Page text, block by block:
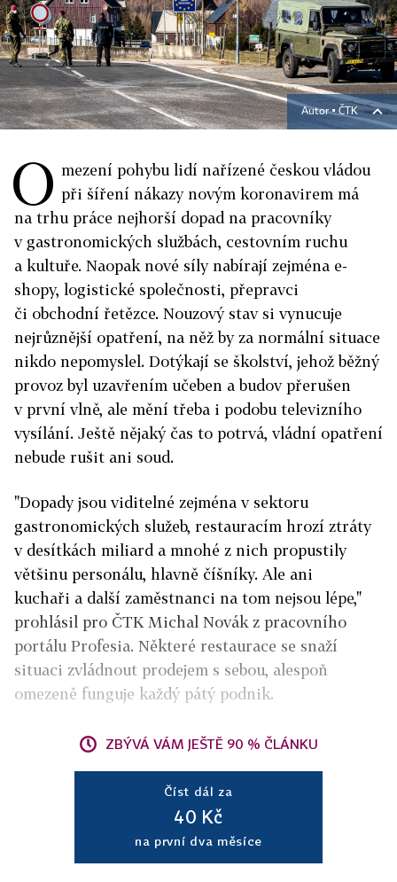
Autor ▪ČTK
O mezení pohybu lidí nařízené českou vládou
při šíření nákazy novým koronavirem má
na trhu práce nejhorší dopad na pracovníky
v gastronomických službách, cestovním ruchu
a kultuře. Naopak nové síly nabírají zejména e-
shopy, logistické společnosti, přepravci
či obchodní řetězce. Nouzový stav si vynucuje
nejrůznější opatření, na něž by za normální situace
nikdo nepomyslel. Dotýkají se školství, jehož běžný
provoz byl uzavřením učeben a budov přerušen
v první vlně, ale mění třeba i podobu televizního
vysílání. Ještě nějaký čas to potrvá, vládní opatření
nebude rušit ani soud.
"Dopady jsou viditelné zejména v sektoru
gastronomických služeb, restauracím hrozí ztráty
v desítkách miliard a mnohé z nich propustily
většinu personálu, hlavně číšníky. Ale ani
kuchaři a další zaměstnanci na tom nejsou lépe,"
prohlásil pro ČTK Michal Novák z pracovního
portálu Profesia. Některé restaurace se snaží
situaci zvládnout prodejem s sebou, alespoň
omezeně funguje každý pátý podnik.
ZBÝVÁ VÁM JEŠTĚ 90 % ČLÁNKU
Číst dál za
40 Kč
na první dva měsíce